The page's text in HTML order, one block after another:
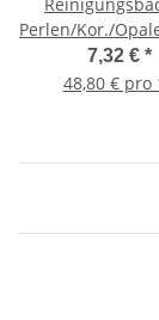
Perlen/Kor./
7,32 € *
48,80 € pro